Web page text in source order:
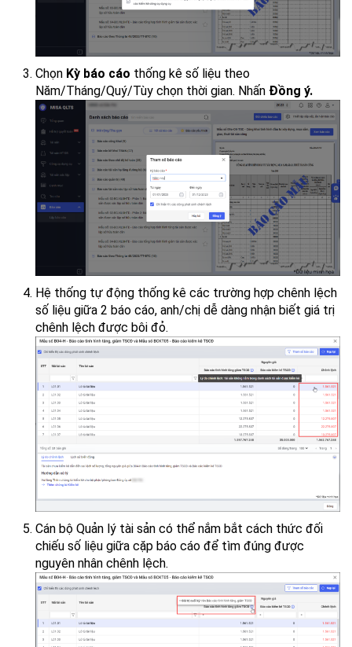
Chọn Kỳ báo cáo thống kê số liệu theo
Năm/Tháng/Quý/Tùy chọn thời gian. Nhấn Đồng ý.
Hệ thống tự động thống kê các trường hợp chênh lệch
số liệu giữa 2 báo cáo, anh/chị dễ dàng nhận biết giá trị
chênh lệch được bôi đỏ.
Cán bộ Quản lý tài sản có thể nắm bắt cách thức đối
chiếu số liệu giữa cặp báo cáo để tìm đúng được
nguyên nhân chênh lệch.